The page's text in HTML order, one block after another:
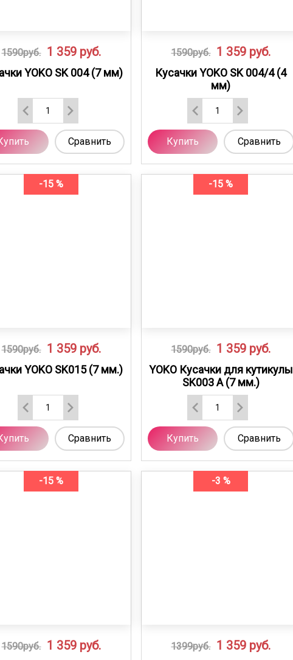
1590руб. 1 359 руб.
YOKO SK 004 (7 мм)
Сравнить
1590руб. 1 359 руб.
Кусачки YOKO SK 004/4 (4
мм)
Купить Сравнить
-15 %
1590руб. 1 359 руб.
YOKO SK015 (7 мм.)
Сравнить
-15 %
1590руб. 1 359 руб.
YOKO Кусачки для кутикулы
SK003 A (7 мм.)
Купить Сравнить
-15 %
1590руб. 1 359 руб.
-3 %
1399руб. 1 359 руб.